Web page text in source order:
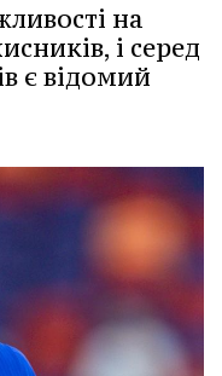
на
і серед
є відомий